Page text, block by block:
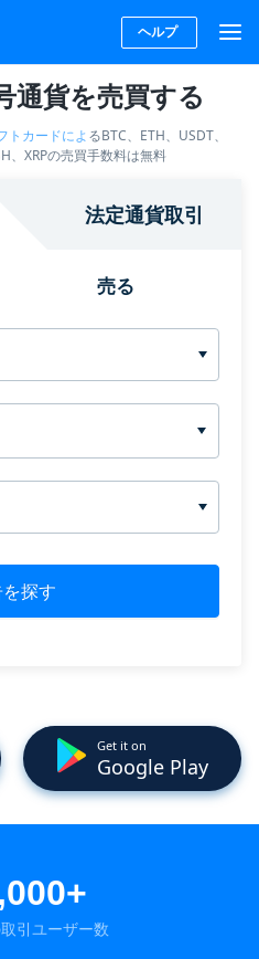
ヘルプ
通貨を売買する
トカードによるBTC、ETH、USDT、
、XRPの売買手数料は無料
法定通貨取引
売る
探す
Get it on
Google Play
引ユーザー数